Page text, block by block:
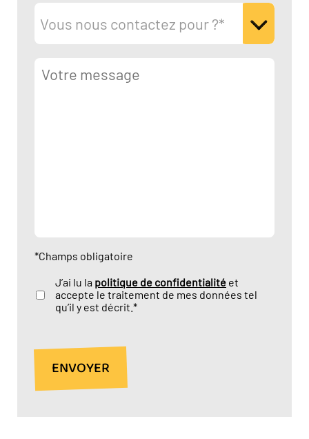
Vous nous contactez pour ?*
*Champs obligatoire
J’ai lu la politique de confidentialité et
accepte le traitement de mes données tel
qu’il y est décrit.*